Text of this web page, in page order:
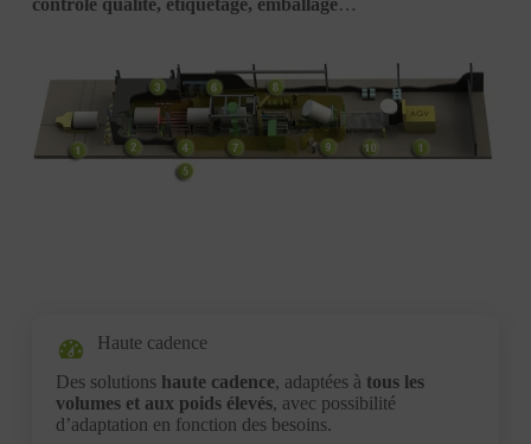
Haute cadence
Des solutionshaute cadence, adaptées à tous les
volumes et aux poids élevés, avec possibilité
d’adaptation en fonction des besoins.